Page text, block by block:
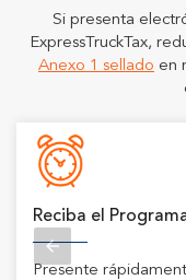
Si presenta
ExpressTruckTax,
Anexo 1 sellado en
Reciba el
Presente